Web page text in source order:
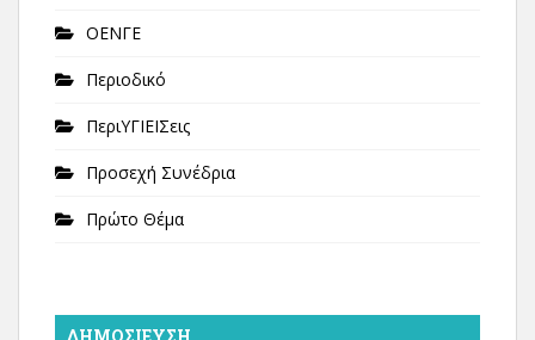
ΟΕΝΓΕ
Περιοδικό
ΠεριΥΓΙΕΙΣεις
Προσεχή Συνέδρια
Πρώτο Θέμα